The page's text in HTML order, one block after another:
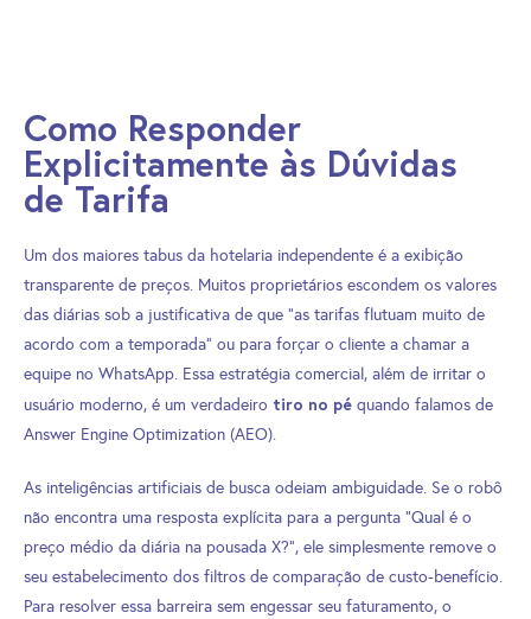
Como Responder
Explicitamente às Dúvidas
de Tarifa
Um dos maiores tabus da hotelaria independente é a exibição
transparente de preços. Muitos proprietários escondem os valores
das diárias sob a justificativa de que “as tarifas flutuam muito de
acordo com a temporada” ou para forçar o cliente a chamar a
equipe no WhatsApp. Essa estratégia comercial, além de irritar o
usuário moderno, é um verdadeiro tiro no pé quando falamos de
Answer Engine Optimization (AEO).
As inteligências artificiais de busca odeiam ambiguidade. Se o robô
não encontra uma resposta explícita para a pergunta “Qual é o
preço médio da diária na pousada X?”, ele simplesmente remove o
seu estabelecimento dos filtros de comparação de custo-benefício.
Para resolver essa barreira sem engessar seu faturamento, o